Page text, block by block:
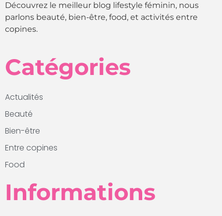
Découvrez le meilleur blog lifestyle féminin, nous
parlons beauté, bien-être, food, et activités entre
copines.
Catégories
Actualités
Beauté
Bien-être
Entre copines
Food
Informations